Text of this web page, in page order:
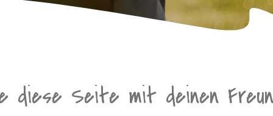
diese Seite mit deinen